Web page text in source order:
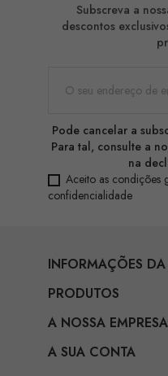
Subscreva a
descontos
Pode cancelar a
Para tal, consulte a
na
Aceito as condições
confidencialidade
INFORMAÇÕES
PRODUTOS
A NOSSA EMPRESA
A SUA CONTA